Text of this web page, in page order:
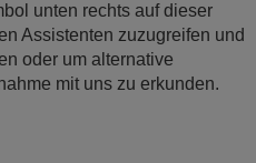
unten rechts auf dieser
Assistenten zuzugreifen und
oder um alternative
mit uns zu erkunden.